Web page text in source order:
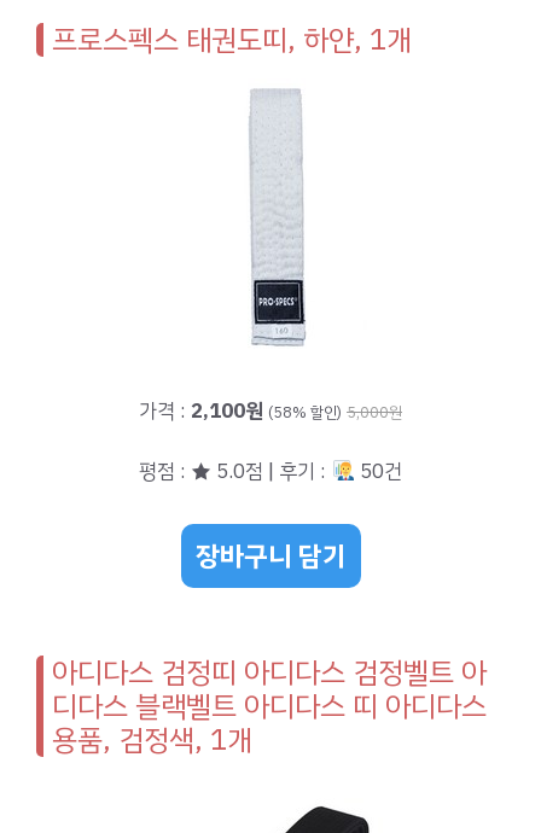
프로스펙스 태권도띠, 하얀, 1개
가격 : 2,100원 (58% 할인) 5,000원
평점 : ★ 5.0점 | 후기 : 50건
장바구니 담기
아디다스 검정띠 아디다스 검정벨트 아
디다스 블랙벨트 아디다스 띠 아디다스
용품, 검정색, 1개